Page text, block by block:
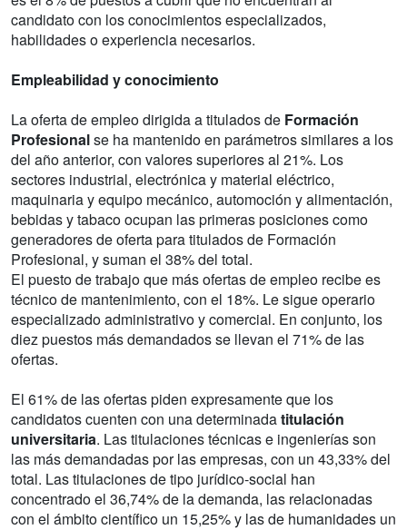
candidato con los conocimientos especializados,
habilidades o experiencia necesarios.
Empleabilidad y conocimiento
La oferta de empleo dirigida a titulados de Formación
Profesionalse ha mantenido en parámetros similares a los
del año anterior, con valores superiores al 21%. Los
sectores industrial, electrónica y material eléctrico,
maquinaria y equipo mecánico, automoción y alimentación,
bebidas y tabaco ocupan las primeras posiciones como
generadores de oferta para titulados de Formación
Profesional, y suman el 38% del total.
El puesto de trabajo que más ofertas de empleo recibe es
técnico de mantenimiento, con el 18%. Le sigue operario
especializado administrativo y comercial. En conjunto, los
diez puestos más demandados se llevan el 71% de las
ofertas.
El 61% de las ofertas piden expresamente que los
candidatos cuenten con una determinadatitulación
universitaria. Las titulaciones técnicas e ingenierías son
las más demandadas por las empresas, con un 43,33% del
total. Las titulaciones de tipo jurídico-social han
concentrado el 36,74% de la demanda, las relacionadas
con el ámbito científico un 15,25% y las de humanidades un